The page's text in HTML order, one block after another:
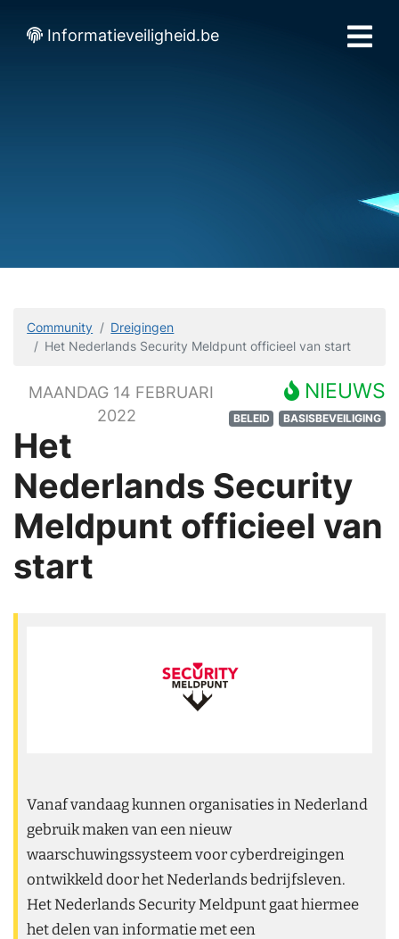
Informatieveiligheid.be
Community
Dreigingen
Het Nederlands Security Meldpunt officieel van start
NIEUWS
BELEID BASISBEVEILIGING
MAANDAG 14 FEBRUARI
2022
Het
Nederlands Security
Meldpunt officieel van
start
Vanaf vandaag kunnen organisaties in Nederland
gebruik maken van een nieuw
waarschuwingssysteem voor cyberdreigingen
ontwikkeld door het Nederlands bedrijfsleven.
Het Nederlands Security Meldpunt gaat hiermee
het delen van informatie met een